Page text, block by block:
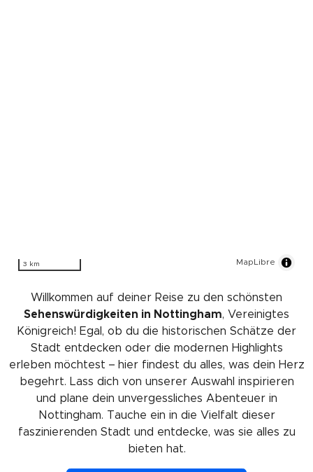
3 km MapLibre
Willkommen auf deiner Reise zu den schönsten
Sehenswürdigkeiten in Nottingham, Vereinigtes
Königreich! Egal, ob du die historischen Schätze der
Stadt entdecken oder die modernen Highlights
erleben möchtest – hier findest du alles, was dein Herz
begehrt. Lass dich von unserer Auswahl inspirieren
und plane dein unvergessliches Abenteuer in
Nottingham. Tauche ein in die Vielfalt dieser
faszinierenden Stadt und entdecke, was sie alles zu
bieten hat.